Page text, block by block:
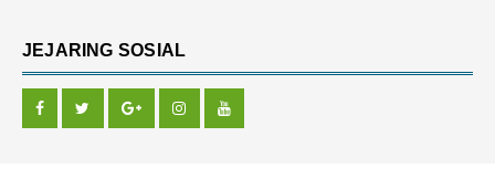
JEJARING SOSIAL